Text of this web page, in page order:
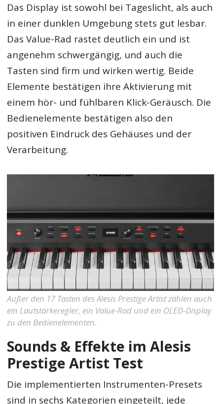
Das Display ist sowohl bei Tageslicht, als auch
in einer dunklen Umgebung stets gut lesbar.
Das Value-Rad rastet deutlich ein und ist
angenehm schwergängig, und auch die
Tasten sind firm und wirken wertig. Beide
Elemente bestätigen ihre Aktivierung mit
einem hör- und fühlbaren Klick-Geräusch. Die
Bedienelemente bestätigen also den
positiven Eindruck des Gehäuses und der
Verarbeitung.
Außer den 17 Tasten des Alesis Prestige Artist zählen auch
ein Lautstärkeregler, ein Value-Rad und ein OLED-Display
zu den Bedienelementen.
Sounds & Effekte im Alesis
Prestige Artist Test
Die implementierten Instrumenten-Presets
sind in sechs Kategorien eingeteilt, jede